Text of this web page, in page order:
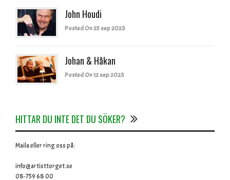
John Houdi
Posted On 25 sep 2023
Johan & Håkan
Posted On 12 sep 2023
HITTAR DU INTE DET DU SÖKER?
Maila eller ring oss på:
info@artisttorget.se
08-759 68 00